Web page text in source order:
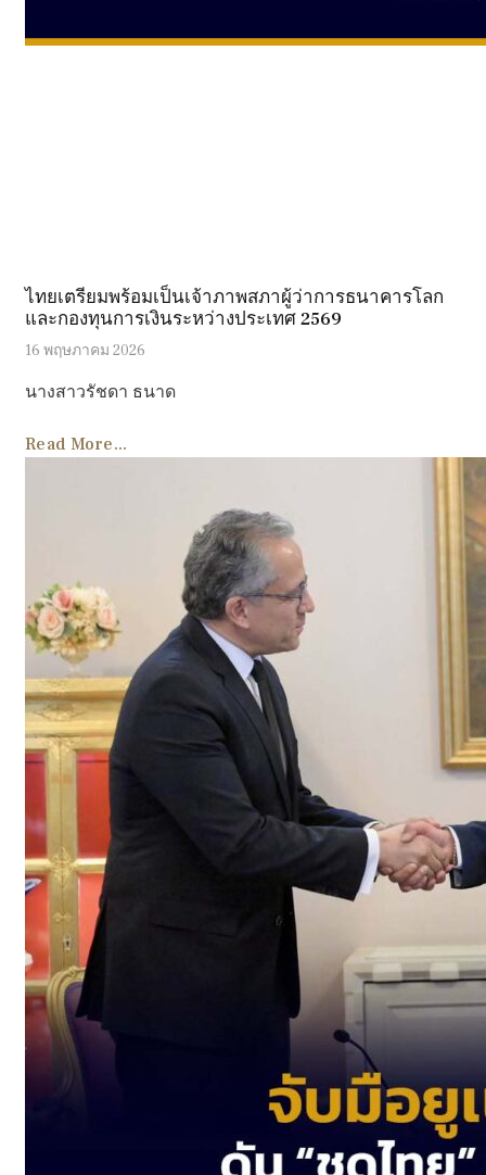
ไทยเตรียมพร้อมเป็นเจ้าภาพสภาผู้ว่าการธนาคารโลก
และกองทุนการเงินระหว่างประเทศ 2569
16 พฤษภาคม 2026
นางสาวรัชดา ธนาด
Read More...